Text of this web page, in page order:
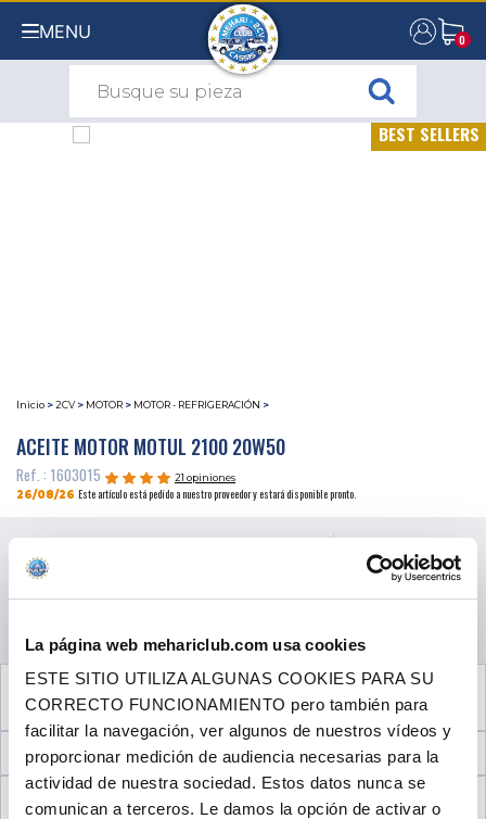
La página web mehariclub.com usa cookies
ESTE SITIO UTILIZA ALGUNAS COOKIES PARA SU
CORRECTO FUNCIONAMIENTO pero también para
facilitar la navegación, ver algunos de nuestros vídeos y
proporcionar medición de audiencia necesarias para la
actividad de nuestra sociedad. Estos datos nunca se
comunican a terceros. Le damos la opción de activar o
MENU 0
0
BEST SELLERS
Inicio >2CV > MOTOR > MOTOR - REFRIGERACIÓN >
ACEITE MOTOR MOTUL 2100 20W50
Ref. : 1603015
21 opiniones
26/08/26 Este artículo está pedido a nuestro proveedor y estará disponible pronto.
Precio al público 22.90 €
CANTIDAD
VER LOS2 PRODUCTOS COMPLEMENTARIOS
NECESARIOS PARA EL MONTAJE
INFORMACIÓN TÉCNICA
OPINIONES DE CLIENTES (21)